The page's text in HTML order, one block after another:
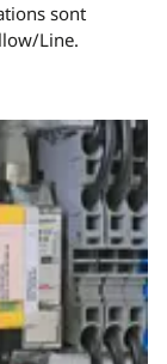
sont
Line.